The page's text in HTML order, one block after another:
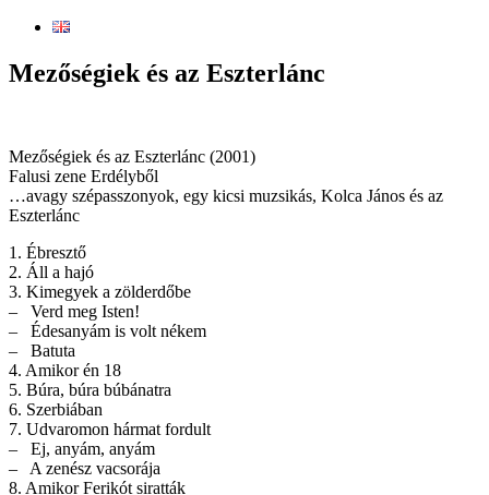
Mezőségiek és az Eszterlánc
Mezőségiek és az Eszterlánc (2001)
Falusi zene Erdélyből
…avagy szépasszonyok, egy kicsi muzsikás, Kolca János és az
Eszterlánc
1. Ébresztő
2. Áll a hajó
3. Kimegyek a zölderdőbe
– Verd meg Isten!
– Édesanyám is volt nékem
– Batuta
4. Amikor én 18
5. Búra, búra búbánatra
6. Szerbiában
7. Udvaromon hármat fordult
– Ej, anyám, anyám
– A zenész vacsorája
8. Amikor Ferikót siratták